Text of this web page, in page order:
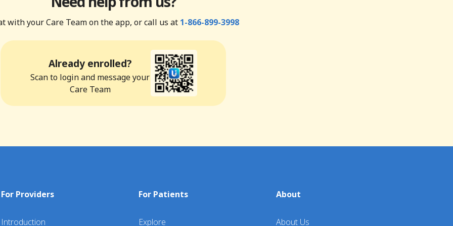
with your Care Team on the app, or call us at 1-866-899-3998
Already enrolled?
Scan to login and message your
Care Team
For Providers
Introduction
For Patients
Explore
About
About Us